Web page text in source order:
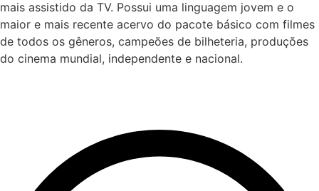
mais assistido da TV. Possui uma linguagem jovem e o
maior e mais recente acervo do pacote básico com filmes
de todos os gêneros, campeões de bilheteria, produções
do cinema mundial, independente e nacional.